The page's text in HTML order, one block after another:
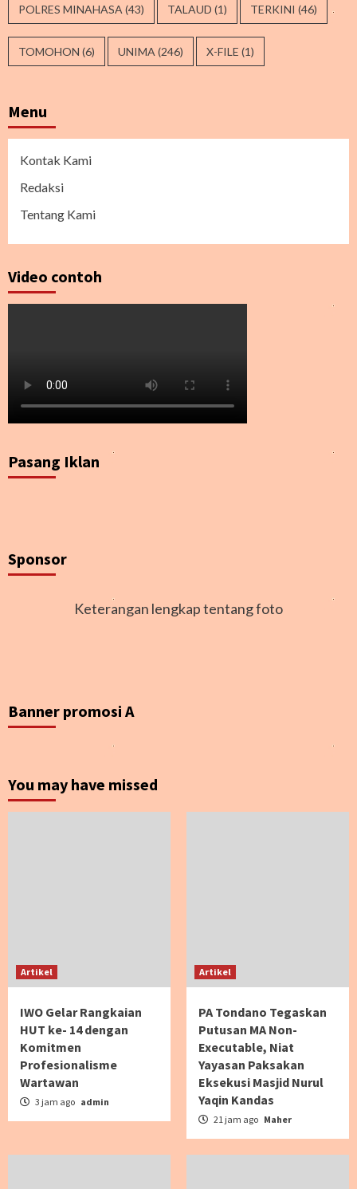
POLRES MINAHASA (43) TALAUD (1) TERKINI (46)
TOMOHON (6) UNIMA (246) X-FILE (1)
Menu
Kontak Kami
Redaksi
Tentang Kami
Video contoh
Pasang Iklan
Sponsor
Keterangan lengkap tentang foto
Banner promosi A
You may have missed
Artikel
IWO Gelar Rangkaian
HUT ke- 14 dengan
Komitmen
Profesionalisme
Wartawan
3 jam ago admin
Artikel
PA Tondano Tegaskan
Putusan MA Non-
Executable, Niat
Yayasan Paksakan
Eksekusi Masjid Nurul
Yaqin Kandas
21 jam ago Maher